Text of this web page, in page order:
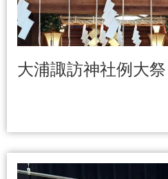
大浦諏訪神社例大祭